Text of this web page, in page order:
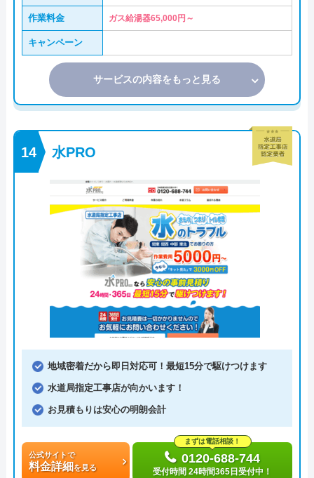
作業料金 ガス給湯器65,000円～
キャンペーン
サービスの内容をもっと見る
水PRO
地域密着だから即日対応可！最短15分で駆けつけます
水道局指定工事店が向かいます！
お見積もりは安心の明朗会計
公式サイトで
料金詳細を見る
まずは電話相談！
0120-688-744
受付時間 24時間365日受付中！